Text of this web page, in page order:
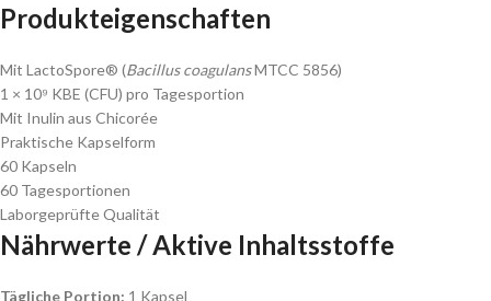
Produkteigenschaften
Mit LactoSpore® (Bacillus coagulansMTCC 5856)
1 × 10⁹ KBE (CFU) pro Tagesportion
Mit Inulin aus Chicorée
Praktische Kapselform
60 Kapseln
60 Tagesportionen
Laborgeprüfte Qualität
Nährwerte / Aktive Inhaltsstoffe
Tägliche Portion: 1 Kapsel